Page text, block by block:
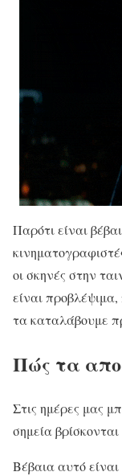
Παρότι είναι
οι σκηνές στην
είναι
τα καταλάβουμε
Πώς τα
Στις ημέρες μας
σημεία
Βέβαια αυτό